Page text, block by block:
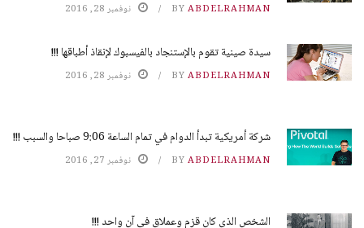
BY ABDELRAHMAN نوفمبر 28, 2016
سيدة صينية تقوم بالإستنجاد بالفيسبوك لإنقاذ أطباقها !!!
BY ABDELRAHMAN نوفمبر 28, 2016
شركة أمريكية تبدأ الدوام في تمام الساعة 9:06 صباحا والسبب !!!
BY ABDELRAHMAN نوفمبر 27, 2016
الشخص الذي كان قزم وعملاق في آن واحد !!!